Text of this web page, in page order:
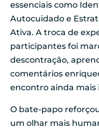
essenciais como
Autocuidado e
Ativa. A troca de
participantes foi
descontração,
comentários
encontro ainda mais
O bate-papo
um olhar mais